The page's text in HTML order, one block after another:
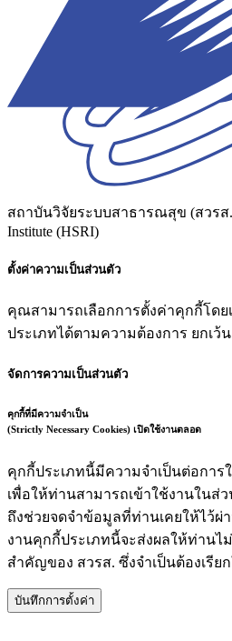
สถาบันวิจัยระบบสาธารณสุข (สวรส
Institute (HSRI)
ตั้งค่าความเป็นส่วนตัว
คุณสามารถเลือกการตั้งค่าคุกกี้โดย
ประเภทได้ตามความต้องการ ยกเว้
จัดการความเป็นส่วนตัว
คุกกี้ที่มีความจำเป็น
(Strictly Necessary Cookies) เปิดใช้งานตลอด
คุกกี้ประเภทนี้มีความจำเป็นต่อการ
เพื่อให้ท่านสามารถเข้าใช้งานในส่ว
ถึงช่วยจดจำข้อมูลที่ท่านเคยให้ไว้ผ่
งานคุกกี้ประเภทนี้จะส่งผลให้ท่านไ
สำคัญของ สวรส. ซึ่งจำเป็นต้องเรีย
บันทึกการตั้งค่า